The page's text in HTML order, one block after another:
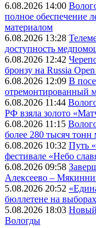
6.08.2026 14:00
полное обеспечение
материалом
6.08.2026 13:28
доступность
6.08.2026 12:42
бронзу на Russia
6.08.2026 12:09 В
отремонтированный
6.08.2026 11:44
РФ взяла золото
6.08.2026 11:15
более 280 тысяч тонн
6.08.2026 10:32 Путь
фестивале «Небо
6.08.2026 09:58
Алексеево –
5.08.2026 20:52
бюллетене на
5.08.2026 18:03
Вологды